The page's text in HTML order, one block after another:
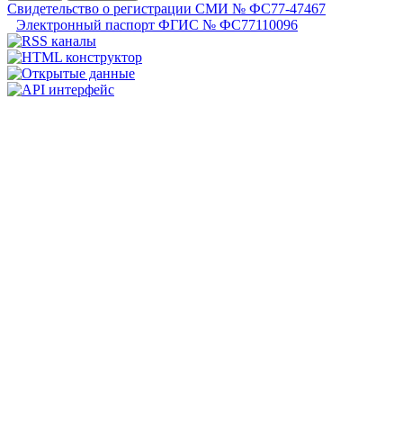
Свидетельство о регистрации СМИ № ФС77-47467
Электронный паспорт ФГИС № ФС77110096